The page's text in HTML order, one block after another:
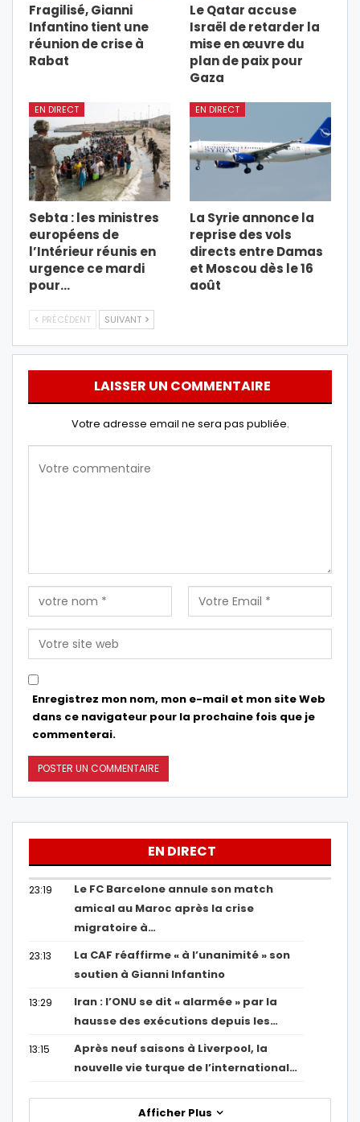
Fragilisé, Gianni
Infantino tient une
réunion de crise à
Rabat
Le Qatar accuse
Israël de retarder la
mise en œuvre du
plan de paix pour
Gaza
EN DIRECT
Sebta : les ministres
européens de
l’Intérieur réunis en
urgence ce mardi
pour…
EN DIRECT
La Syrie annonce la
reprise des vols
directs entre Damas
et Moscou dès le 16
août
PRÉCÉDENT SUIVANT
LAISSER UN COMMENTAIRE
Votre adresse email ne sera pas publiée.
Enregistrez mon nom, mon e-mail et mon site Web
dans ce navigateur pour la prochaine fois que je
commenterai.
EN DIRECT
23:19
Le FC Barcelone annule son match
amical au Maroc après la crise
migratoire à…
23:13
La CAF réaffirme « à l’unanimité » son
soutien à Gianni Infantino
13:29
Iran : l’ONU se dit « alarmée » par la
hausse des exécutions depuis les…
13:15
Après neuf saisons à Liverpool, la
nouvelle vie turque de l’international…
Afficher Plus